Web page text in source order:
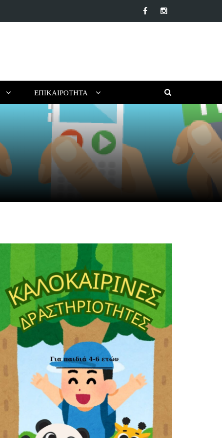
αντηλιακά προσώπου της αγοράς: Ποιο να επιλέξεις για το…
ΕΠΙΚΑΙΡΌΤΗΤΑ